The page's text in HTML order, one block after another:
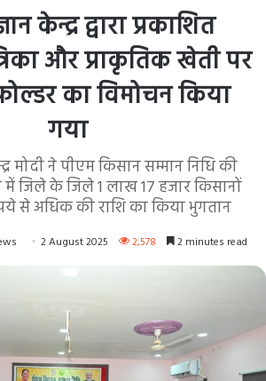
केन्द्र द्वारा प्रकाशित
और प्राकृतिक खेती पर
का विमोचन किया
गया
मोदी ने पीएम किसान सम्मान निधि की
जिले के जिले 1 लाख 17 हजार किसानों
से अधिक की राशि का किया भुगतान
2 August 2025 2,578 2 minutes read